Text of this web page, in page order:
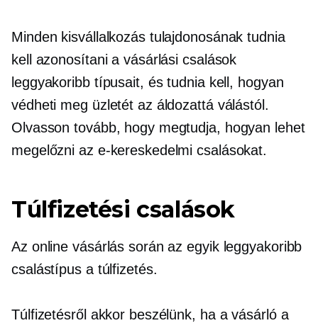
Minden kisvállalkozás tulajdonosának tudnia
kell azonosítani a vásárlási csalások
leggyakoribb típusait, és tudnia kell, hogyan
védheti meg üzletét az áldozattá válástól.
Olvasson tovább, hogy megtudja, hogyan lehet
megelőzni az e-kereskedelmi csalásokat.
Túlfizetési csalások
Az online vásárlás során az egyik leggyakoribb
csalástípus a túlfizetés.
Túlfizetésről akkor beszélünk, ha a vásárló a